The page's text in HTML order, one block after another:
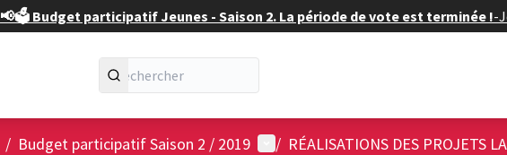
📢🗳️ Budget participatif Jeunes - Saison 2. La période de vote est terminée !-
/ Budget participatif Saison 2 / 2019 Menu utilisateur
/ RÉALISATIONS DES PROJETS